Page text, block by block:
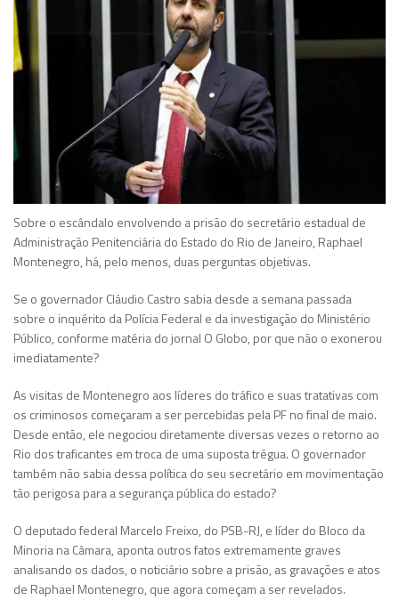
Sobre o escândalo envolvendo a prisão do secretário estadual de
Administração Penitenciária do Estado do Rio de Janeiro, Raphael
Montenegro, há, pelo menos, duas perguntas objetivas.
Se o governador Cláudio Castro sabia desde a semana passada
sobre o inquérito da Polícia Federal e da investigação do Ministério
Público, conforme matéria do jornal O Globo, por que não o exonerou
imediatamente?
As visitas de Montenegro aos líderes do tráfico e suas tratativas com
os criminosos começaram a ser percebidas pela PF no final de maio.
Desde então, ele negociou diretamente diversas vezes o retorno ao
Rio dos traficantes em troca de uma suposta trégua. O governador
também não sabia dessa política do seu secretário em movimentação
tão perigosa para a segurança pública do estado?
O deputado federal Marcelo Freixo, do PSB-RJ, e líder do Bloco da
Minoria na Câmara, aponta outros fatos extremamente graves
analisando os dados, o noticiário sobre a prisão, as gravações e atos
de Raphael Montenegro, que agora começam a ser revelados.